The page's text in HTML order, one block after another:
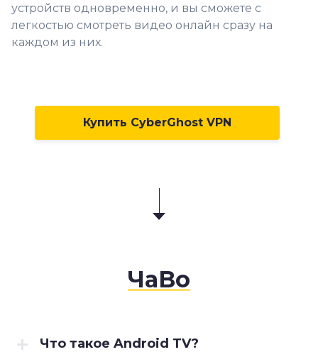
устройств одновременно, и вы сможете с
легкостью смотреть видео онлайн сразу на
каждом из них.
Купить CyberGhost VPN
ЧаВо
Что такое Android TV?